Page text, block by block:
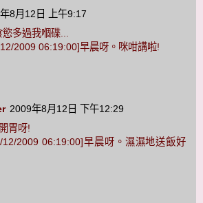
8月12日 上午9:17
多過我嗰碟...
2009 06:19:00]早晨呀。咪咁講啦!
2009年8月12日 下午12:29
胃呀!
12/2009 06:19:00]早晨呀。濕濕地送飯好